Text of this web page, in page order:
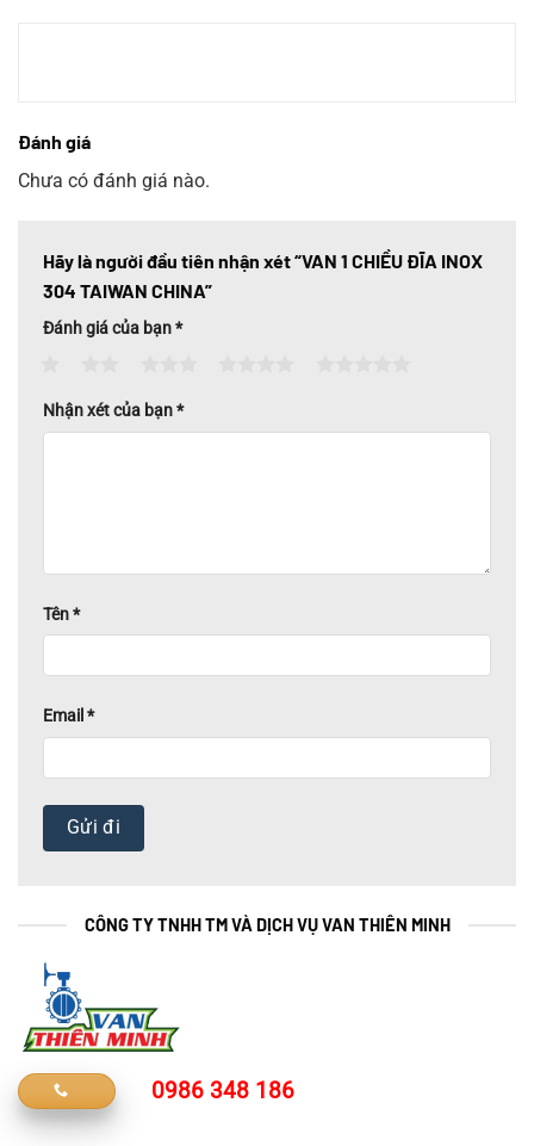
Đánh giá
Chưa có đánh giá nào.
Hãy là người đầu tiên nhận xét “VAN 1 CHIỀU ĐĨA INOX
304 TAIWAN CHINA”
Đánh giá của bạn*
Nhận xét của bạn*
Tên*
Email*
CÔNG TY TNHH TM VÀ DỊCH VỤ VAN THIÊN MINH
0986 348 186